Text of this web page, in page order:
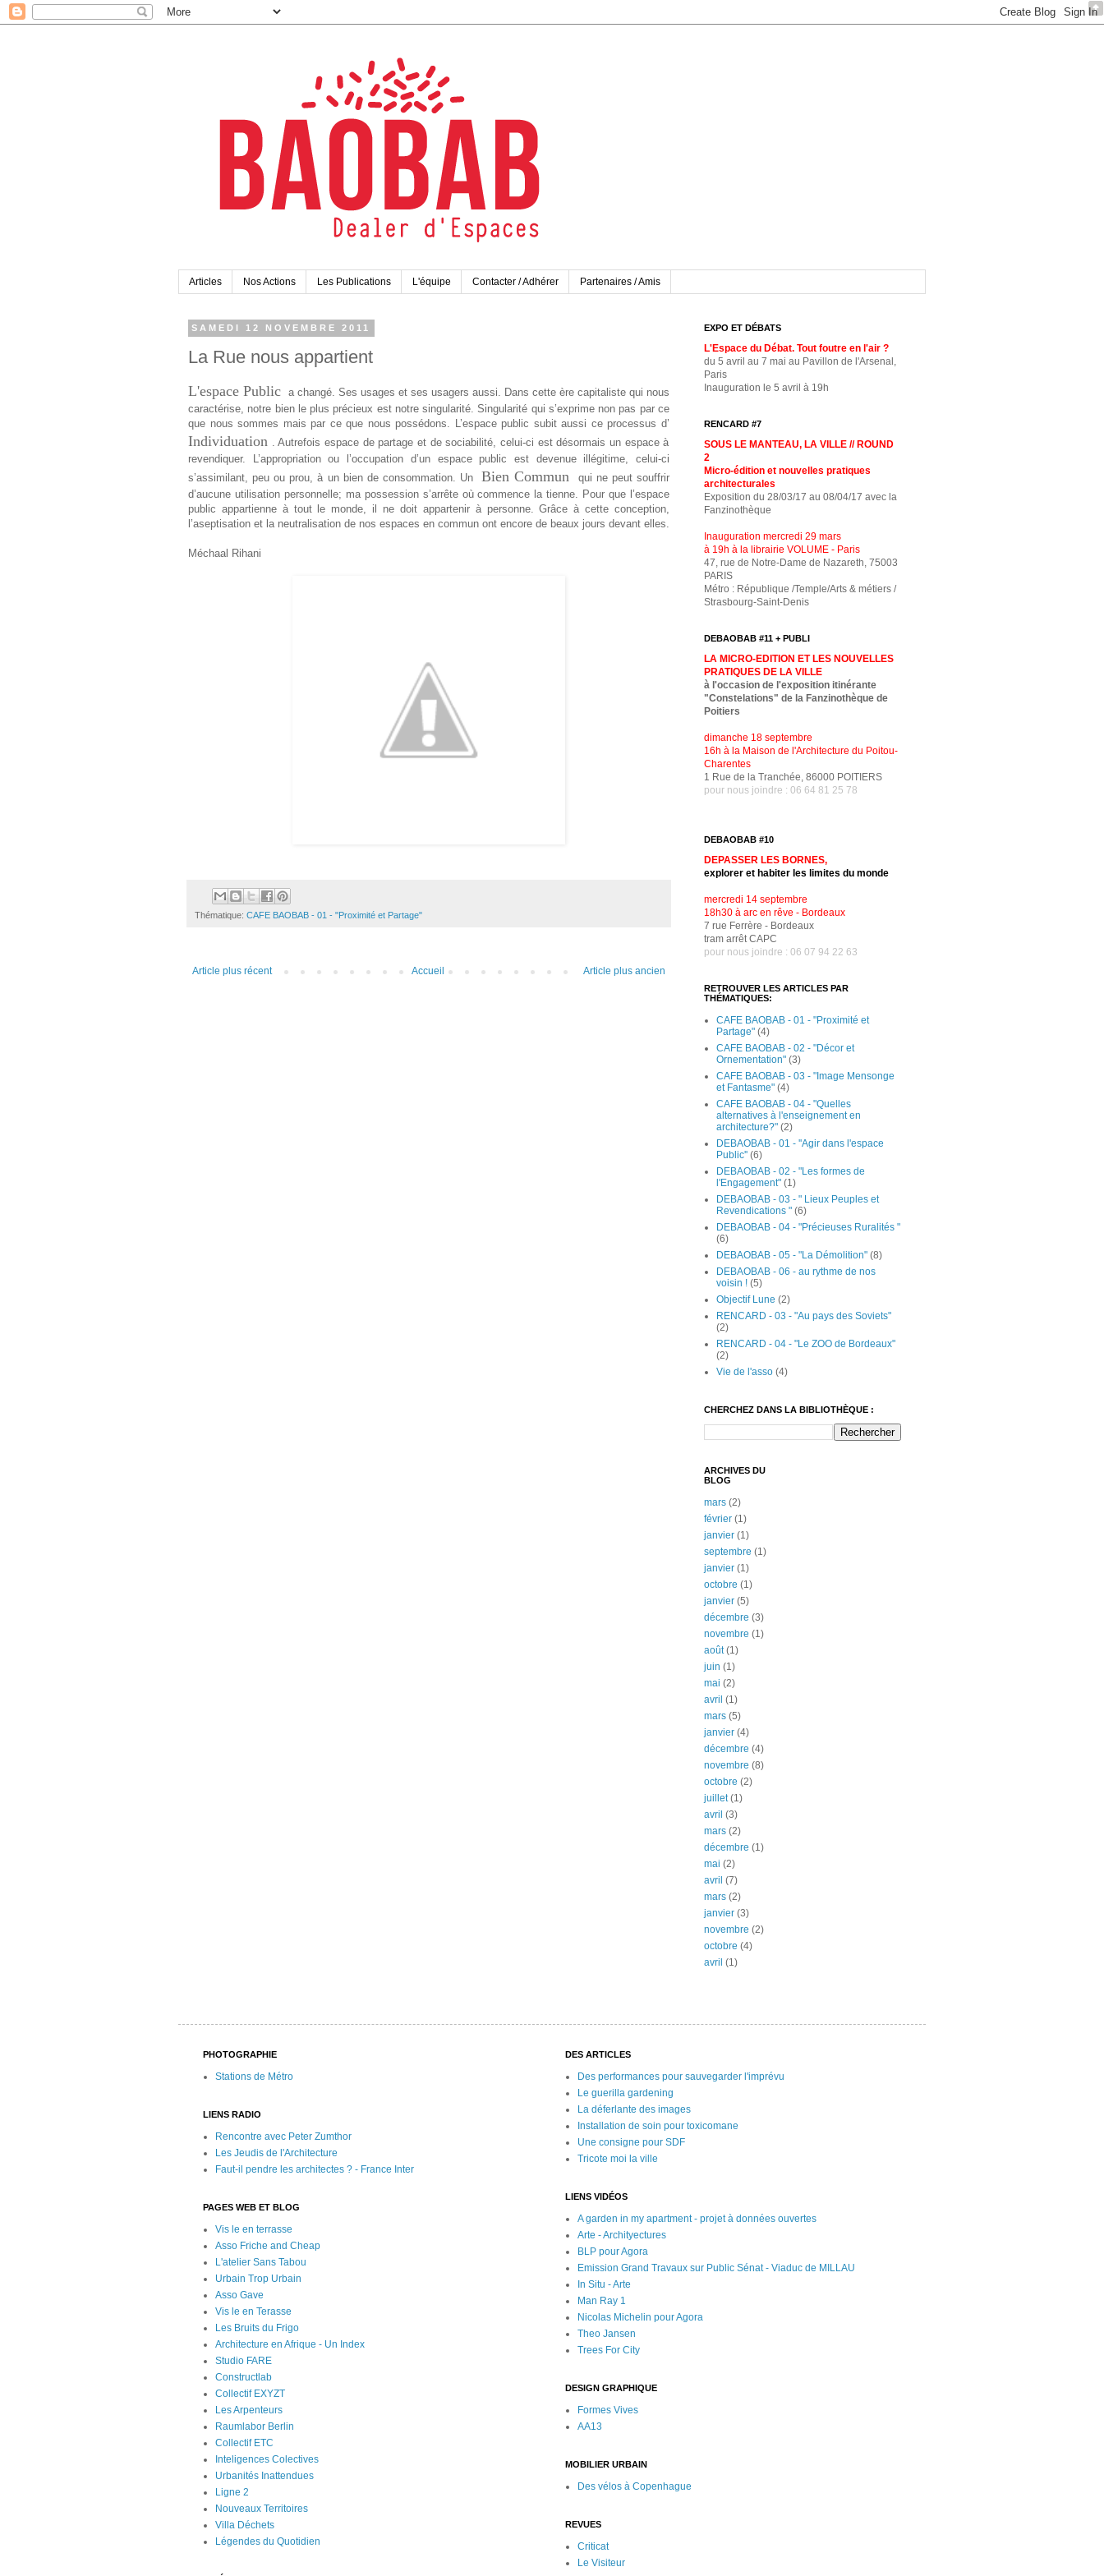
Articles Nos Actions Les Publications L'équipe Contacter / Adhérer Partenaires / Amis
SAMEDI 12 NOVEMBRE 2011
La Rue nous appartient
L'espace Public a changé. Ses usages et ses usagers aussi. Dans cette ère capitaliste qui nous
caractérise, notre bien le plus précieux est notre singularité. Singularité qui s’exprime non pas par ce
que nous sommes mais par ce que nous possédons. L’espace public subit aussi ce processus d’
Individuation . Autrefois espace de partage et de sociabilité, celui-ci est désormais un espace à
revendiquer. L’appropriation ou l’occupation d’un espace public est devenue illégitime, celui-ci
s’assimilant, peu ou prou, à un bien de consommation. UnBien Commun qui ne peut souffrir
d’aucune utilisation personnelle; ma possession s’arrête où commence la tienne. Pour que l’espace
public appartienne à tout le monde, il ne doit appartenir à personne. Grâce à cette conception,
l’aseptisation et la neutralisation de nos espaces en commun ont encore de beaux jours devant elles.
Méchaal Rihani
Thématique: CAFE BAOBAB - 01 - "Proximité et Partage"
Article plus récent Article plus ancien
Accueil
EXPO ET DÉBATS
L'Espace du Débat. Tout foutre en l'air ?
du 5 avril au 7 mai au Pavillon de l'Arsenal,
Paris
Inauguration le 5 avril à 19h
RENCARD #7
SOUS LE MANTEAU, LA VILLE // ROUND
2
Micro-édition et nouvelles pratiques
architecturales
Exposition du 28/03/17 au 08/04/17 avec la
Fanzinothèque
Inauguration mercredi 29 mars
à 19h à la librairie VOLUME - Paris
47, rue de Notre-Dame de Nazareth, 75003
PARIS
Métro : République /Temple/Arts & métiers /
Strasbourg-Saint-Denis
DEBAOBAB #11 + PUBLI
LA MICRO-EDITION ET LES NOUVELLES
PRATIQUES DE LA VILLE
à l'occasion de l'exposition itinérante
"Constelations" de la Fanzinothèque de
Poitiers
dimanche 18 septembre
16h à la Maison de l'Architecture du Poitou-
Charentes
1 Rue de la Tranchée, 86000 POITIERS
pour nous joindre : 06 64 81 25 78
DEBAOBAB #10
DEPASSER LES BORNES,
explorer et habiter les limites du monde
mercredi 14 septembre
18h30 à arc en rêve - Bordeaux
7 rue Ferrère - Bordeaux
tram arrêt CAPC
pour nous joindre : 06 07 94 22 63
RETROUVER LES ARTICLES PAR
THÉMATIQUES:
CAFE BAOBAB - 01 - "Proximité et
Partage" (4)
CAFE BAOBAB - 02 - "Décor et
Ornementation" (3)
CAFE BAOBAB - 03 - "Image Mensonge
et Fantasme" (4)
CAFE BAOBAB - 04 - "Quelles
alternatives à l'enseignement en
architecture?" (2)
DEBAOBAB - 01 - ''Agir dans l'espace
Public'' (6)
DEBAOBAB - 02 - "Les formes de
l'Engagement" (1)
DEBAOBAB - 03 - " Lieux Peuples et
Revendications " (6)
DEBAOBAB - 04 - "Précieuses Ruralités "
(6)
DEBAOBAB - 05 - "La Démolition" (8)
DEBAOBAB - 06 - au rythme de nos
voisin ! (5)
Objectif Lune (2)
RENCARD - 03 - "Au pays des Soviets"
(2)
RENCARD - 04 - "Le ZOO de Bordeaux"
(2)
Vie de l'asso (4)
CHERCHEZ DANS LA BIBLIOTHÈQUE :
ARCHIVES DU
BLOG
mars (2)
février (1)
janvier (1)
septembre (1)
janvier (1)
octobre (1)
janvier (5)
décembre (3)
novembre (1)
août(1)
juin (1)
mai (2)
avril (1)
mars (5)
janvier (4)
décembre (4)
novembre (8)
octobre (2)
juillet(1)
avril (3)
mars (2)
décembre (1)
mai (2)
avril (7)
mars (2)
janvier (3)
novembre (2)
octobre (4)
avril (1)
PHOTOGRAPHIE
Stations de Métro
LIENS RADIO
Rencontre avec Peter Zumthor
Les Jeudis de l'Architecture
Faut-il pendre les architectes ? - France Inter
PAGES WEB ET BLOG
Vis le en terrasse
Asso Friche and Cheap
L'atelier Sans Tabou
Urbain Trop Urbain
Asso Gave
Vis le en Terasse
Les Bruits du Frigo
Architecture en Afrique - Un Index
Studio FARE
Constructlab
Collectif EXYZT
Les Arpenteurs
Raumlabor Berlin
Collectif ETC
Inteligences Colectives
Urbanités Inattendues
Ligne 2
Nouveaux Territoires
Villa Déchets
Légendes du Quotidien
DES ARTICLES
Des performances pour sauvegarder l'imprévu
Le guerilla gardening
La déferlante des images
Installation de soin pour toxicomane
Une consigne pour SDF
Tricote moi la ville
LIENS VIDÉOS
A garden in my apartment - projet à données ouvertes
Arte - Archityectures
BLP pour Agora
Emission Grand Travaux sur Public Sénat - Viaduc de MILLAU
In Situ - Arte
Man Ray 1
Nicolas Michelin pour Agora
Theo Jansen
Trees For City
DESIGN GRAPHIQUE
Formes Vives
AA13
MOBILIER URBAIN
Des vélos à Copenhague
REVUES
Criticat
Le Visiteur